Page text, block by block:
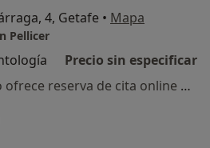
4, Getafe • Mapa
Pellicer
Precio sin especificar
Este especialista no ofrece reserva de cita online en esta dirección.